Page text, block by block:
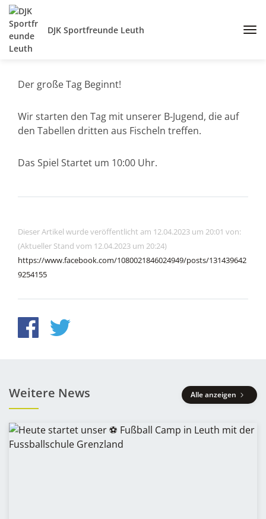
DJK Sportfreunde Leuth
Der große Tag Beginnt!
Wir starten den Tag mit unserer B-Jugend, die auf
den Tabellen dritten aus Fischeln treffen.
Das Spiel Startet um 10:00 Uhr.
Dieser Artikel wurde veröffentlicht am 12.04.2023 um 20:01 von:
(Aktueller Stand vom 12.04.2023 um 20:24)
https://www.facebook.com/1080021846024949/posts/131439642
9254155
Weitere News Alle anzeigen